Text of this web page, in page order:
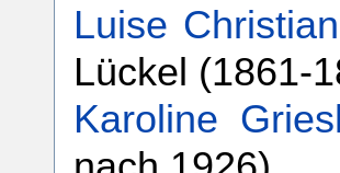
Luise
Lückel (1861-
Karoline